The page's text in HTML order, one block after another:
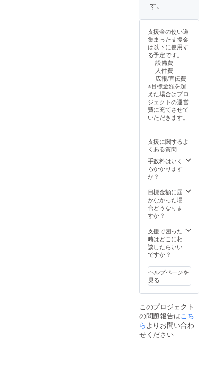
や滞在
自でご
負担く
ださ
い。 ・
クラウ
ドファ
ンディ
ング終
了後、
会場な
ど詳細
情報を
メール
案内し
ます。
「未成
年者は
ソフト
クの提
供とな
りま
す。」
す。
支援金の使い道
集まった支援金
は以下に使用す
る予定です。
設備費
人件費
広報/宣伝費
※目標金額を超
えた場合はプロ
ジェクトの運営
費に充てさせて
いただきます。
支援に関するよ
くある質問
手数料はいく
らかかります
か？
目標金額に届
かなかった場
合どうなりま
すか？
支援で困った
時はどこに相
談したらいい
ですか？
ヘルプページを
見る
このプロジェクト
の問題報告はこち
らよりお問い合わ
せください